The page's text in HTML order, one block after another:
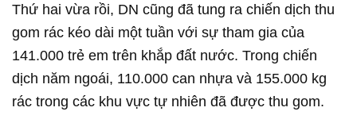
Thứ hai vừa rồi, DN cũng đã tung ra chiến dịch thu
gom rác kéo dài một tuần với sự tham gia của
141.000 trẻ em trên khắp đất nước. Trong chiến
dịch năm ngoái, 110.000 can nhựa và 155.000 kg
rác trong các khu vực tự nhiên đã được thu gom.